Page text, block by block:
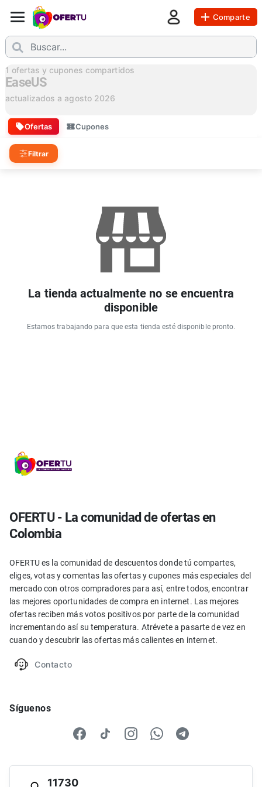
Comparte
1 ofertas y cupones compartidos
EaseUS
actualizados a agosto 2026
Ofertas Cupones
Filtrar
La tienda actualmente no se encuentra
disponible
Estamos trabajando para que esta tienda esté disponible pronto.
OFERTU - La comunidad de ofertas en
Colombia
OFERTU es la comunidad de descuentos donde tú compartes,
eliges, votas y comentas las ofertas y cupones más especiales del
mercado con otros compradores para así, entre todos, encontrar
las mejores oportunidades de compra en internet. Las mejores
ofertas reciben más votos positivos por parte de la comunidad
incrementando así su temperatura. Atrévete a pasarte de vez en
cuando y descubrir las ofertas más calientes en internet.
Contacto
Síguenos
11730